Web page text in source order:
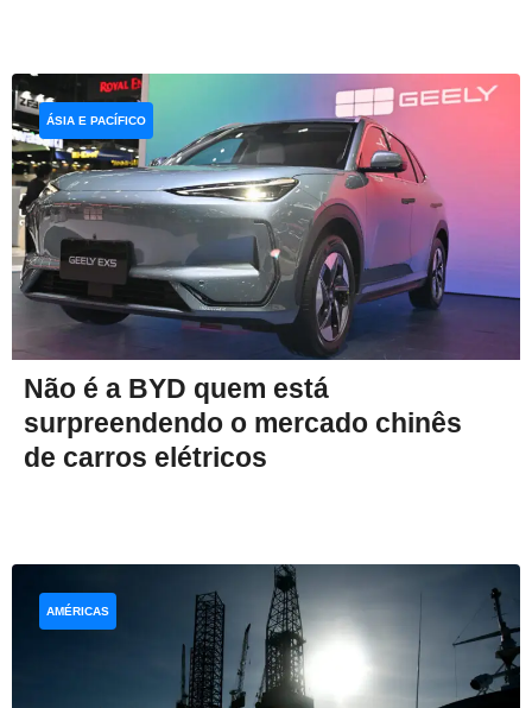
Não é a BYD quem está
surpreendendo o mercado chinês
de carros elétricos
ÁSIA E PACÍFICO
AMÉRICAS